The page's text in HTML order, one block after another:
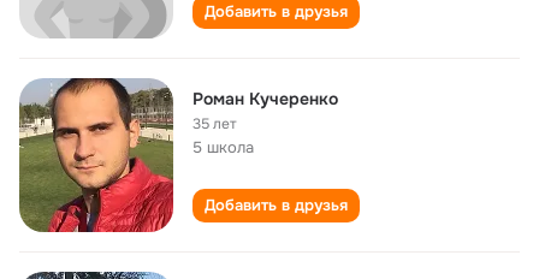
Добавить в друзья
Роман Кучеренко
35 лет
5 школа
Добавить в друзья